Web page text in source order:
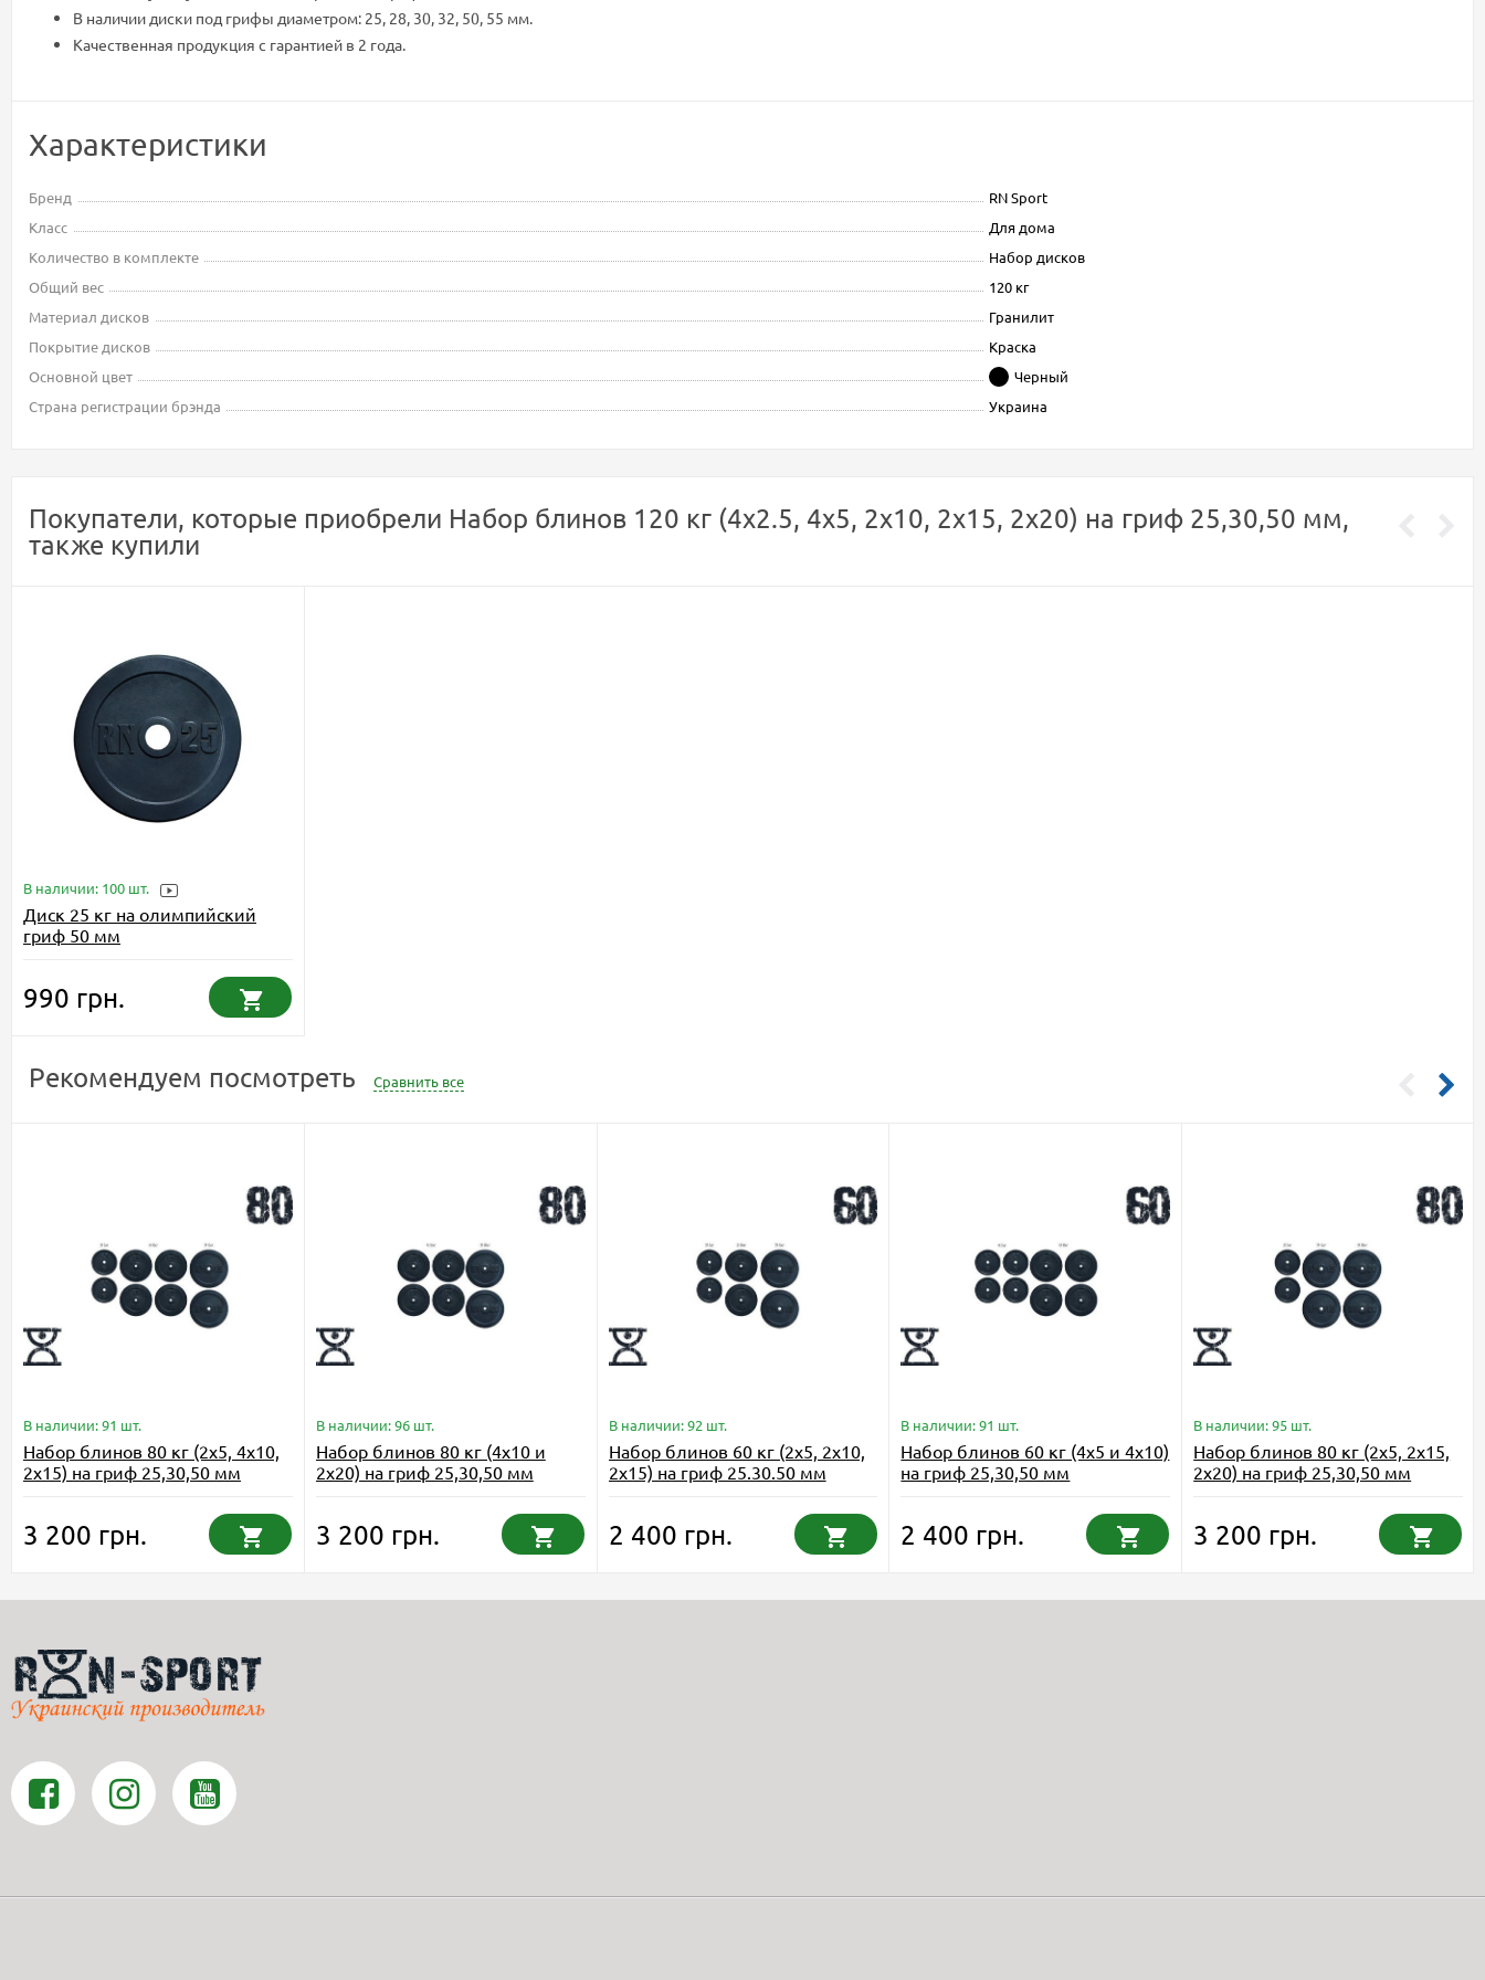
В наличии диски под грифы диаметром: 25, 28, 30, 32, 50, 55 мм.
Качественная продукция с гарантией в 2 года.
Характеристики
Бренд
RN Sport
Класс
Для дома
Количество в комплекте
Набор дисков
Общий вес
120 кг
Материал дисков
Гранилит
Покрытие дисков
Краска
Основной цвет
Черный
Страна регистрации брэнда
Украина
Покупатели, которые приобрели Набор блинов 120 кг (4х2.5, 4х5, 2х10, 2х15, 2х20) на гриф 25,30,50 мм,
также купили
В наличии: 100 шт.
Диск 25 кг на олимпийский
гриф 50 мм
990 грн.
Рекомендуем посмотреть Сравнить все
В наличии: 91 шт.
Набор блинов 80 кг (2x5, 4x10,
2x15) на гриф 25,30,50 мм
3 200 грн.
В наличии: 96 шт.
Набор блинов 80 кг (4x10 и
2x20) на гриф 25,30,50 мм
3 200 грн.
В наличии: 92 шт.
Набор блинов 60 кг (2x5, 2x10,
2x15) на гриф 25.30.50 мм
2 400 грн.
В наличии: 91 шт.
Набор блинов 60 кг (4x5 и 4x10)
на гриф 25,30,50 мм
2 400 грн.
В наличии: 95 шт.
Набор блинов 80 кг (2x5, 2x15,
2x20) на гриф 25,30,50 мм
3 200 грн.